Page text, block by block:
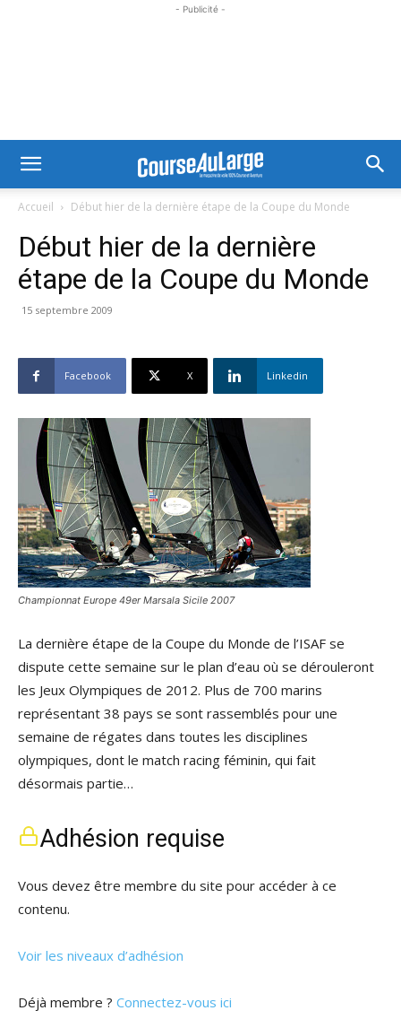
- Publicité -
Accueil Début hier de la dernière étape de la Coupe du Monde
Début hier de la dernière
étape de la Coupe du Monde
15 septembre 2009
Facebook X Linkedin
Championnat Europe 49er Marsala Sicile 2007
La dernière étape de la Coupe du Monde de l’ISAF se
dispute cette semaine sur le plan d’eau où se dérouleront
les Jeux Olympiques de 2012. Plus de 700 marins
représentant 38 pays se sont rassemblés pour une
semaine de régates dans toutes les disciplines
olympiques, dont le match racing féminin, qui fait
désormais partie…
Adhésion requise
Vous devez être membre du site pour accéder à ce
contenu.
Voir les niveaux d’adhésion
Déjà membre ? Connectez-vous ici